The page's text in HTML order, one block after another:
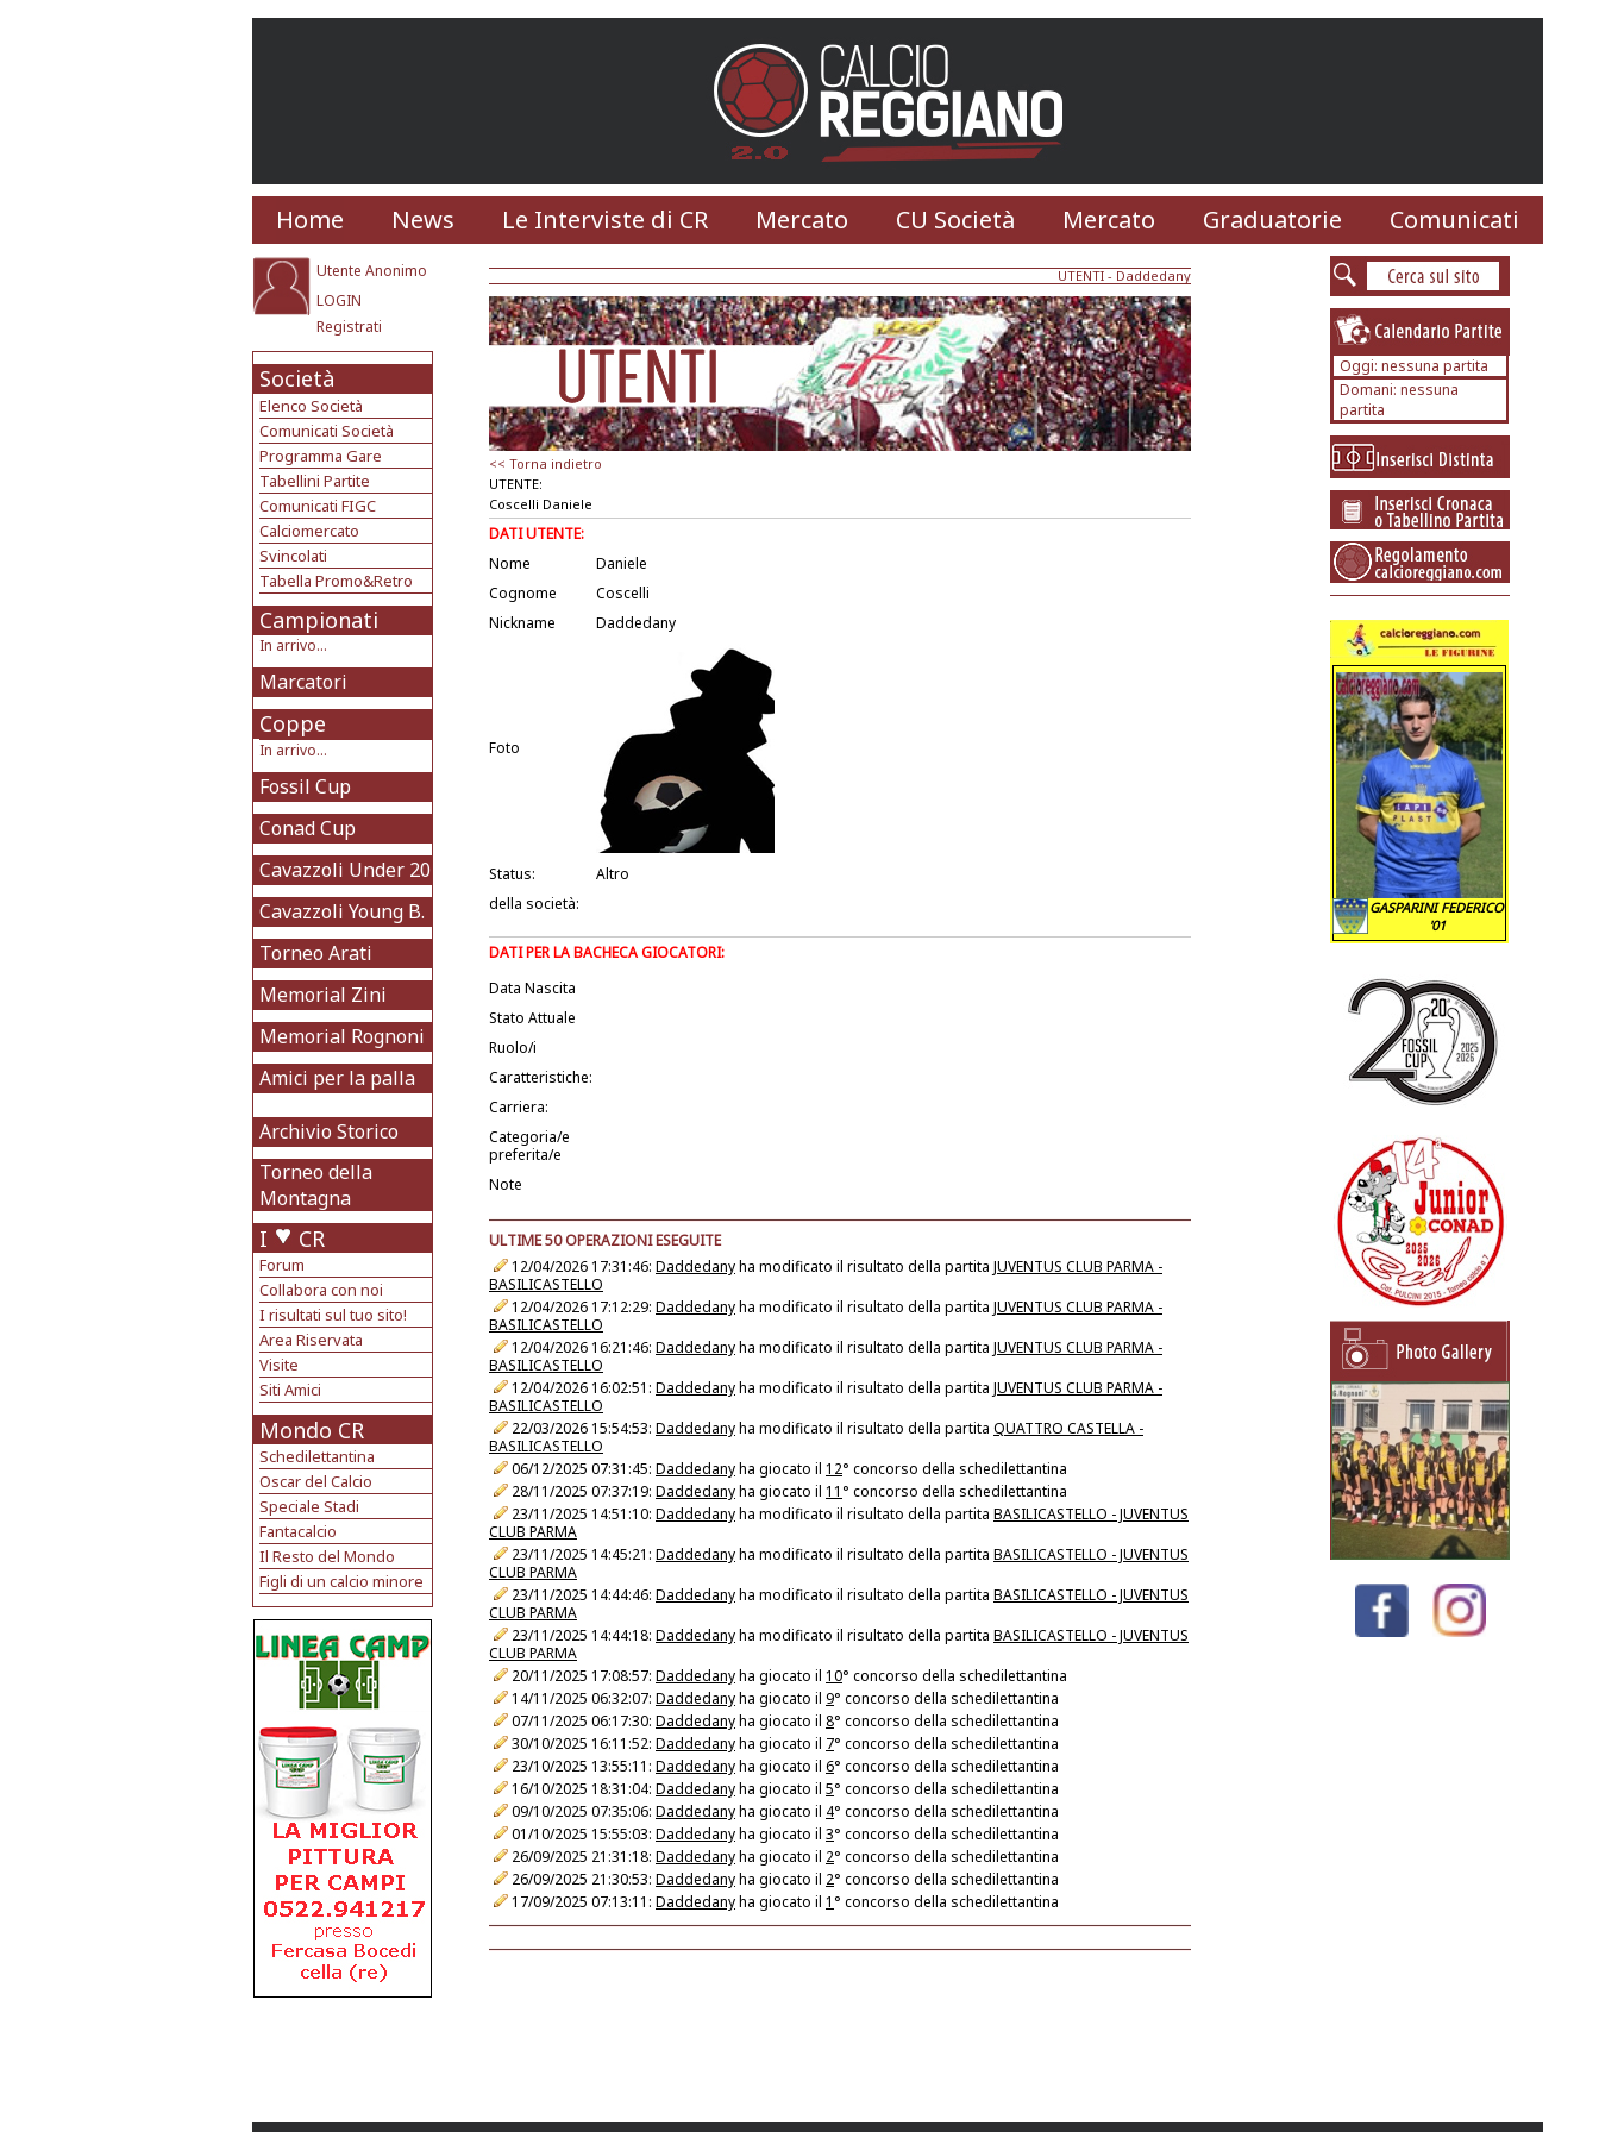
Home News Le Interviste di CR Mercato CU Società Mercato Graduatorie Comunicati
Utente Anonimo
LOGIN
Registrati
Società
Elenco Società
Comunicati Società
Programma Gare
Tabellini Partite
Comunicati FIGC
Calciomercato
Svincolati
Tabella Promo&Retro
Campionati
In arrivo...
Marcatori
Coppe
In arrivo...
Fossil Cup
Conad Cup
Cavazzoli Under 20
Cavazzoli Young B.
Torneo Arati
Memorial Zini
Memorial Rognoni
Amici per la palla
Archivio Storico
Torneo della
Montagna
I CR
Forum
Collabora con noi
I risultati sul tuo sito!
Area Riservata
Visite
Siti Amici
Mondo CR
Schedilettantina
Oscar del Calcio
Speciale Stadi
Fantacalcio
Il Resto del Mondo
Figli di un calcio minore
UTENTI - Daddedany
<< Torna indietro
UTENTE:
Coscelli Daniele
DATI UTENTE:
Nome
Daniele
Cognome
Coscelli
Nickname
Daddedany
Foto
Status:
Altro
della società:
DATI PER LA BACHECA GIOCATORI:
Data Nascita
Stato Attuale
Ruolo/i
Caratteristiche:
Carriera:
Categoria/e
preferita/e
Note
ULTIME 50 OPERAZIONI ESEGUITE
12/04/2026 17:31:46: Daddedanyha modificato il risultato della partita JUVENTUS CLUB PARMA -
BASILICASTELLO
12/04/2026 17:12:29: Daddedanyha modificato il risultato della partita JUVENTUS CLUB PARMA -
BASILICASTELLO
12/04/2026 16:21:46: Daddedanyha modificato il risultato della partita JUVENTUS CLUB PARMA -
BASILICASTELLO
12/04/2026 16:02:51: Daddedanyha modificato il risultato della partita JUVENTUS CLUB PARMA -
BASILICASTELLO
22/03/2026 15:54:53: Daddedanyha modificato il risultato della partita QUATTRO CASTELLA -
BASILICASTELLO
06/12/2025 07:31:45: Daddedanyha giocato il 12° concorso della schedilettantina
28/11/2025 07:37:19: Daddedanyha giocato il 11 ° concorso della schedilettantina
23/11/2025 14:51:10: Daddedanyha modificato il risultato della partita BASILICASTELLO - JUVENTUS
CLUB PARMA
23/11/2025 14:45:21: Daddedanyha modificato il risultato della partita BASILICASTELLO - JUVENTUS
CLUB PARMA
23/11/2025 14:44:46: Daddedanyha modificato il risultato della partita BASILICASTELLO - JUVENTUS
CLUB PARMA
23/11/2025 14:44:18: Daddedanyha modificato il risultato della partita BASILICASTELLO - JUVENTUS
CLUB PARMA
20/11/2025 17:08:57: Daddedanyha giocato il 10° concorso della schedilettantina
14/11/2025 06:32:07: Daddedanyha giocato il 9° concorso della schedilettantina
07/11/2025 06:17:30: Daddedanyha giocato il 8° concorso della schedilettantina
30/10/2025 16:11:52: Daddedanyha giocato il 7° concorso della schedilettantina
23/10/2025 13:55:11: Daddedanyha giocato il 6° concorso della schedilettantina
16/10/2025 18:31:04: Daddedanyha giocato il 5° concorso della schedilettantina
09/10/2025 07:35:06: Daddedanyha giocato il 4° concorso della schedilettantina
01/10/2025 15:55:03: Daddedanyha giocato il 3° concorso della schedilettantina
26/09/2025 21:31:18: Daddedanyha giocato il 2° concorso della schedilettantina
26/09/2025 21:30:53: Daddedanyha giocato il 2° concorso della schedilettantina
17/09/2025 07:13:11: Daddedanyha giocato il 1 ° concorso della schedilettantina
Oggi: nessuna partita
Domani: nessuna
partita
GASPARINI FEDERICO
'01